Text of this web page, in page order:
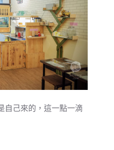
自己來的，這一點一滴